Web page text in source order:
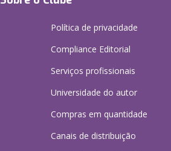
Política de privacidade
Compliance Editorial
Serviços profissionais
Universidade do autor
Compras em quantidade
Canais de distribuição